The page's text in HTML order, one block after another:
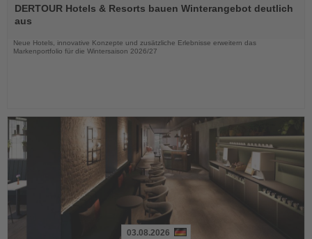
Sie
die
DERTOUR Hotels & Resorts bauen Winterangebot deutlich
aus
Neue Hotels, innovative Konzepte und zusätzliche Erlebnisse erweitern das
Markenportfolio für die Wintersaison 2026/27
03.08.2026